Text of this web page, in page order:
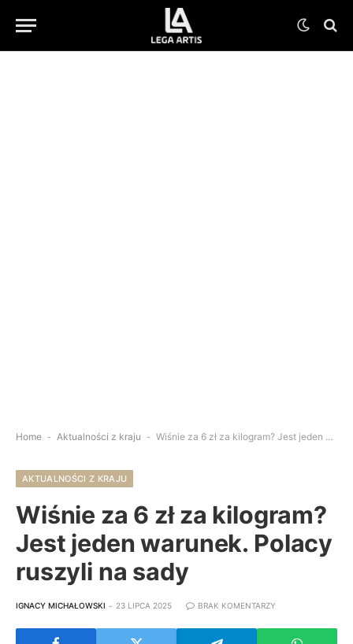
Home - Aktualności z kraju - Wiśnie za 6 zł za kilogram? Jest jeden warunek. Polacy ruszyli na sady
AKTUALNOŚCI Z KRAJU
Wiśnie za 6 zł za kilogram?
Jest jeden warunek. Polacy
ruszyli na sady
IGNACY MICHAŁOWSKI 23 LIPCA 2025 BRAK KOMENTARZY